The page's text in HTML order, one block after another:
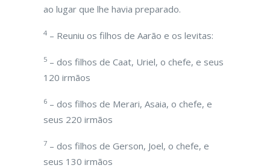
ao lugar que lhe havia preparado.
4 – Reuniu os filhos de Aarão e os levitas:
5 – dos filhos de Caat, Uriel, o chefe, e seus
120 irmãos
6 – dos filhos de Merari, Asaia, o chefe, e
seus 220 irmãos
7 – dos filhos de Gerson, Joel, o chefe, e
seus 130 irmãos